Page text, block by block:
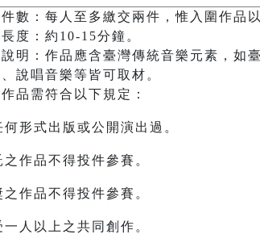
件數：每人至多繳交兩件，惟入圍作品
長度：約10-15分鐘。
說明：作品應含臺灣傳統音樂元素，
說唱音樂等皆可取材。
作品需符合以下規定：
何形式出版或公開演出過。
之作品不得投件參賽。
之作品不得投件參賽。
一人以上之共同創作。